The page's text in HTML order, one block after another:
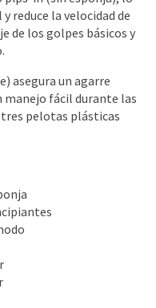
reduce la velocidad de
de los golpes básicos y
asegura un agarre
fácil durante las
tres pelotas plásticas